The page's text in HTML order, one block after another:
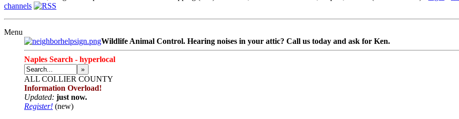
channels
Menu
Wildlife Animal Control. Hearing noises in your attic? Call us today and ask for Ken.
Naples Search - hyperlocal
»
ALL COLLIER COUNTY
Information Overload!
Updated: just now.
Register! (new)